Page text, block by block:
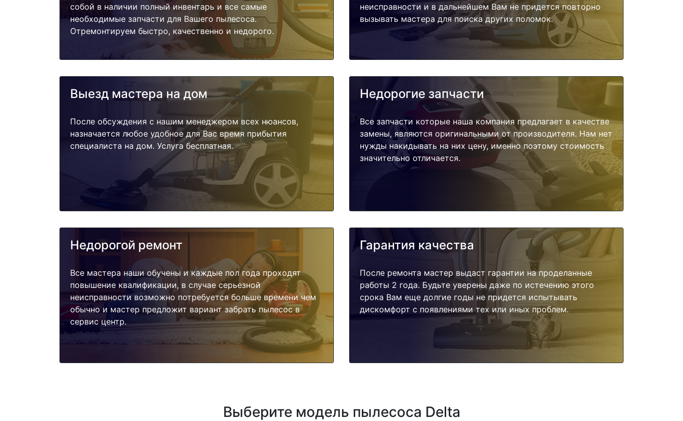
собой в наличии полный инвентарь и все самые
необходимые запчасти для Вашего пылесоса.
Отремонтируем быстро, качественно и недорого.
неисправности и в дальнейшем Вам не придется повторно
вызывать мастера для поиска других поломок.
Выезд мастера на дом
После обсуждения с нашим менеджером всех нюансов,
назначается любое удобное для Вас время прибытия
специалиста на дом. Услуга бесплатная.
Недорогие запчасти
Все запчасти которые наша компания предлагает в качестве
замены, являются оригинальными от производителя. Нам нет
нужды накидывать на них цену, именно поэтому стоимость
значительно отличается.
Недорогой ремонт
Все мастера наши обучены и каждые пол года проходят
повышение квалификации, в случае серьезной
неисправности возможно потребуется больше времени чем
обычно и мастер предложит вариант забрать пылесос в
сервис центр.
Гарантия качества
После ремонта мастер выдаст гарантии на проделанные
работы 2 года. Будьте уверены даже по истечению этого
срока Вам еще долгие годы не придется испытывать
дискомфорт с появлениями тех или иных проблем.
Выберите модель пылесоса Delta